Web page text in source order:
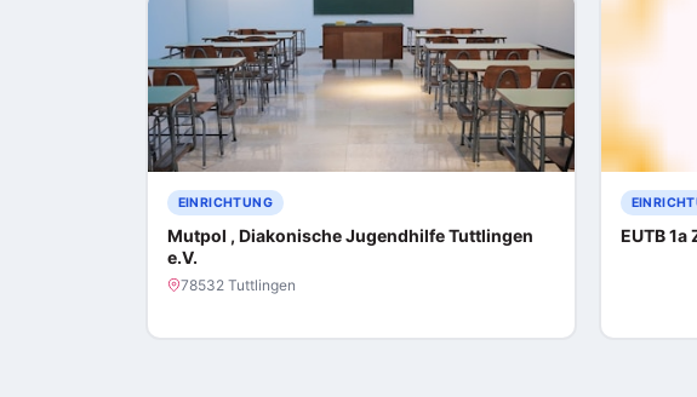
EINRICHTUNG
Mutpol , Diakonische Jugendhilfe Tuttlingen
e.V.
78532 Tuttlingen
EUTB 1a